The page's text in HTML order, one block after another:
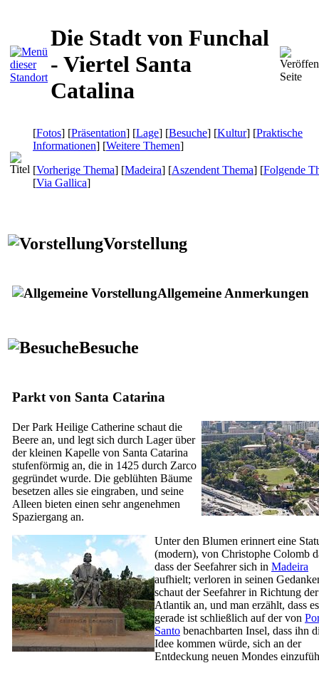
Die Stadt von Funchal
- Viertel Santa
Catalina
[Fotos] [Präsentation] [Lage] [Besuche] [Kultur] [Praktische
Informationen] [Weitere Themen]
[Vorherige Thema] [Madeira] [Aszendent Thema] [Folgende
[Via Gallica]
Vorstellung
Allgemeine Anmerkungen
Besuche
Parkt von Santa Catarina
Der Park Heilige Catherine schaut die
Beere an, und legt sich durch Lager über
der kleinen Kapelle von Santa Catarina
stufenförmig an, die in 1425 durch Zarco
gegründet wurde. Die geblühten Bäume
besetzen alles sie eingraben, und seine
Alleen bieten einen sehr angenehmen
Spaziergang an.
Unter den Blumen erinnert eine
(modern), von Christophe Colomb
dass der Seefahrer sich in Madeira
aufhielt; verloren in seinen
schaut der Seefahrer in Richtung der
Atlantik an, und man erzählt, dass
gerade ist schließlich auf der von
Santo benachbarten Insel, dass ihn
Idee kommen würde, sich an der
Entdeckung neuen Mondes